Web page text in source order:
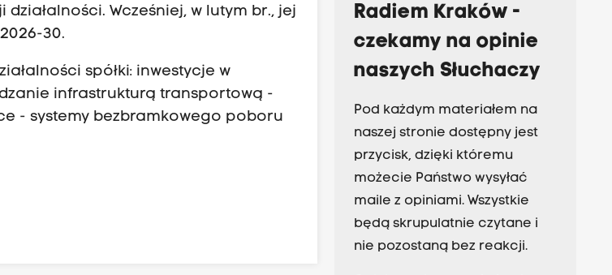
Wcześniej, w lutym br., jej
30.
spółki: inwestycje w
infrastrukturą transportową -
- systemy bezbramkowego poboru
Radiem Kraków -
czekamy na opinie
naszych Słuchaczy
Pod każdym materiałem na
naszej stronie dostępny jest
przycisk, dzięki któremu
możecie Państwo wysyłać
maile z opiniami. Wszystkie
będą skrupulatnie czytane i
nie pozostaną bez reakcji.